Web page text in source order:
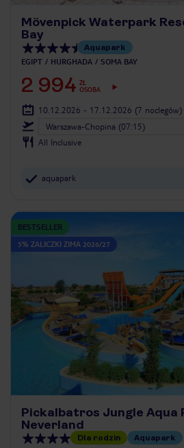
Mövenpick Waterpark
Bay
Aquapark
EGIPT HURGHADA SOMA BAY
2 994 ZŁ
OSOBA
10.12.2026 - 17.12.2026 (7 noclegów)
Warszawa-Chopina (07:15)
All Inclusive
aquapark
BESTSELLER
5% ZALICZKI ZIMA 2026/27
Pickalbatros Jungle Aqua
Neverland
Dla rodzin Aquapark